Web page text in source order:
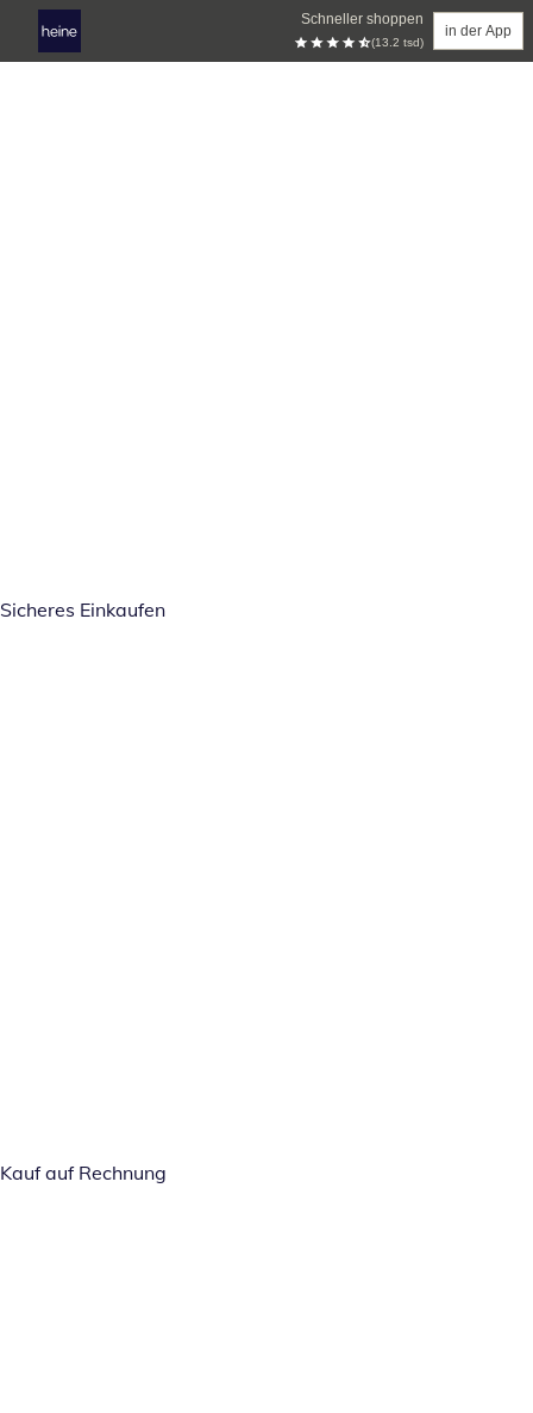
Schneller shoppen
(13.2 tsd)
in der App
Sicheres Einkaufen
Kauf auf Rechnung